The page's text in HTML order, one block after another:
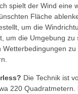
spielt der Wind eine
Fläche
um die
um die Umgebung zu
Wetterbedingungen
Die Technik ist
220 Quadratmetern.